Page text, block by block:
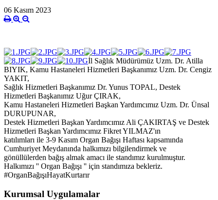
06 Kasım 2023
İl Sağlık Müdürümüz Uzm. Dr. Atilla
BIYIK, Kamu Hastaneleri Hizmetleri Başkanımız Uzm. Dr. Cengiz
YAKIT,
Sağlık Hizmetleri Başkanımız Dr. Yunus TOPAL, Destek
Hizmetleri Başkanımız Uğur ÇIRAK,
Kamu Hastaneleri Hizmetleri Başkan Yardımcımız Uzm. Dr. Ünsal
DURUPUNAR,
Destek Hizmetleri Başkan Yardımcımız Ali ÇAKIRTAŞ ve Destek
Hizmetleri Başkan Yardımcımız Fikret YILMAZ'ın
katılımları ile 3-9 Kasım Organ Bağışı Haftası kapsamında
Cumhuriyet Meydanında halkımızı bilgilendirmek ve
gönüllülerden bağış almak amacı ile standımız kurulmuştur.
Halkımızı '' Organ Bağışı '' için standımıza bekleriz.
#OrganBağışıHayatKurtarır
Kurumsal Uygulamalar